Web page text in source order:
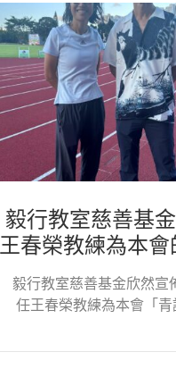
毅行教室慈善基
王春榮教練為本會
毅行教室慈善基金欣然宣
任王春榮教練為本會「青